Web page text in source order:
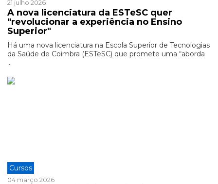
21 julho 2026
A nova licenciatura da ESTeSC quer
"revolucionar a experiência no Ensino
Superior"
Há uma nova licenciatura na Escola Superior de Tecnologias
da Saúde de Coimbra (ESTeSC) que promete uma “aborda
...
Cursos
04 março 2026